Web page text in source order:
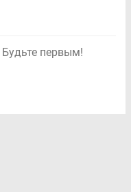
первым!